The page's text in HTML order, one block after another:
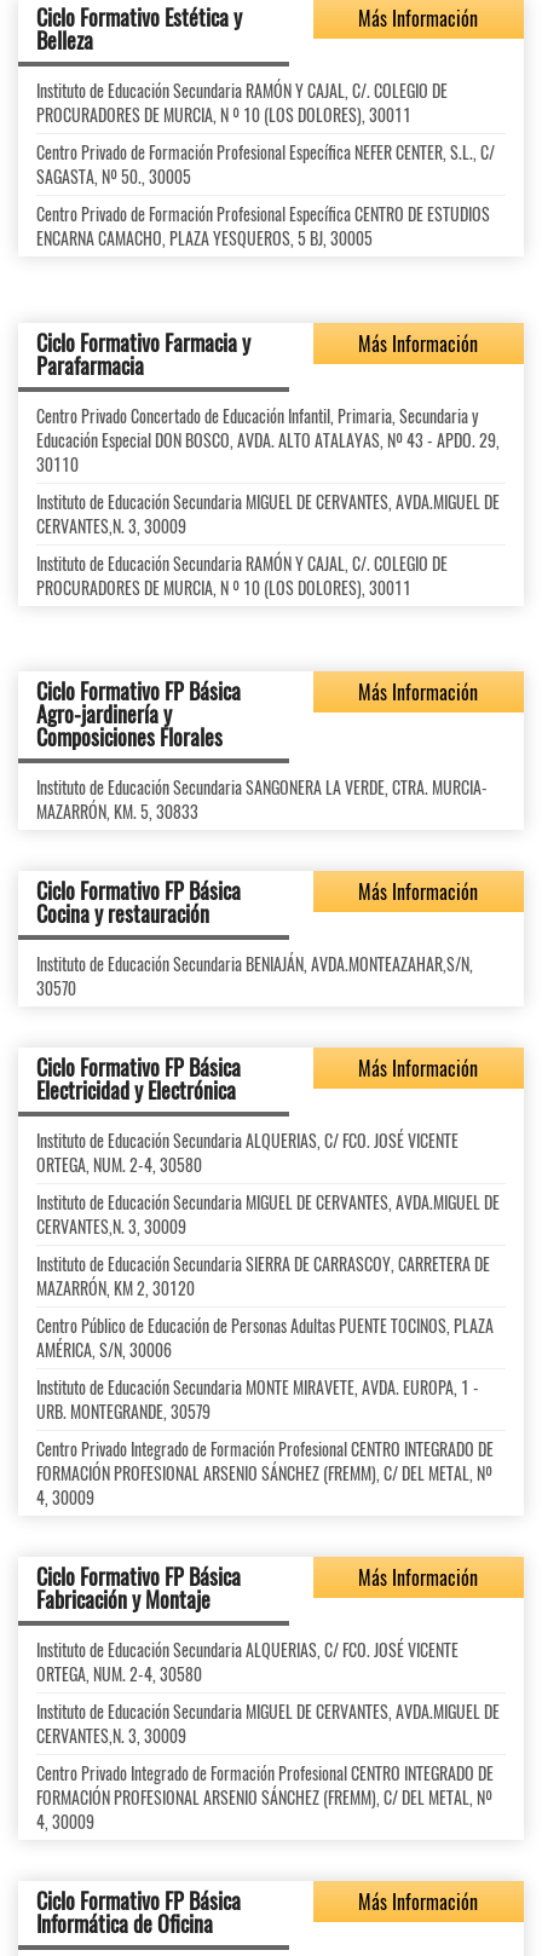
Ciclo Formativo Estética y
Belleza
Más Información
Instituto de Educación Secundaria RAMÓN Y CAJAL, C/. COLEGIO DE
PROCURADORES DE MURCIA, N º 10 (LOS DOLORES), 30011
Centro Privado de Formación Profesional Específica NEFER CENTER, S.L., C/
SAGASTA, Nº 50., 30005
Centro Privado de Formación Profesional Específica CENTRO DE ESTUDIOS
ENCARNA CAMACHO, PLAZA YESQUEROS, 5 BJ, 30005
Ciclo Formativo Farmacia y
Parafarmacia
Más Información
Centro Privado Concertado de Educación Infantil, Primaria, Secundaria y
Educación Especial DON BOSCO, AVDA. ALTO ATALAYAS, Nº 43 - APDO. 29,
30110
Instituto de Educación Secundaria MIGUEL DE CERVANTES, AVDA.MIGUEL DE
CERVANTES,N. 3, 30009
Instituto de Educación Secundaria RAMÓN Y CAJAL, C/. COLEGIO DE
PROCURADORES DE MURCIA, N º 10 (LOS DOLORES), 30011
Ciclo Formativo FP Básica
Agro-jardinería y
Composiciones Florales
Más Información
Instituto de Educación Secundaria SANGONERA LA VERDE, CTRA. MURCIA-
MAZARRÓN, KM. 5, 30833
Ciclo Formativo FP Básica
Cocina y restauración
Más Información
Instituto de Educación Secundaria BENIAJÁN, AVDA.MONTEAZAHAR,S/N,
30570
Ciclo Formativo FP Básica
Electricidad y Electrónica
Más Información
Instituto de Educación Secundaria ALQUERIAS, C/ FCO. JOSÉ VICENTE
ORTEGA, NUM. 2-4, 30580
Instituto de Educación Secundaria MIGUEL DE CERVANTES, AVDA.MIGUEL DE
CERVANTES,N. 3, 30009
Instituto de Educación Secundaria SIERRA DE CARRASCOY, CARRETERA DE
MAZARRÓN, KM 2, 30120
Centro Público de Educación de Personas Adultas PUENTE TOCINOS, PLAZA
AMÉRICA, S/N, 30006
Instituto de Educación Secundaria MONTE MIRAVETE, AVDA. EUROPA, 1 -
URB. MONTEGRANDE, 30579
Centro Privado Integrado de Formación Profesional CENTRO INTEGRADO DE
FORMACIÓN PROFESIONAL ARSENIO SÁNCHEZ (FREMM), C/ DEL METAL, Nº
4, 30009
Ciclo Formativo FP Básica
Fabricación y Montaje
Más Información
Instituto de Educación Secundaria ALQUERIAS, C/ FCO. JOSÉ VICENTE
ORTEGA, NUM. 2-4, 30580
Instituto de Educación Secundaria MIGUEL DE CERVANTES, AVDA.MIGUEL DE
CERVANTES,N. 3, 30009
Centro Privado Integrado de Formación Profesional CENTRO INTEGRADO DE
FORMACIÓN PROFESIONAL ARSENIO SÁNCHEZ (FREMM), C/ DEL METAL, Nº
4, 30009
Ciclo Formativo FP Básica
Informática de Oficina
Más Información